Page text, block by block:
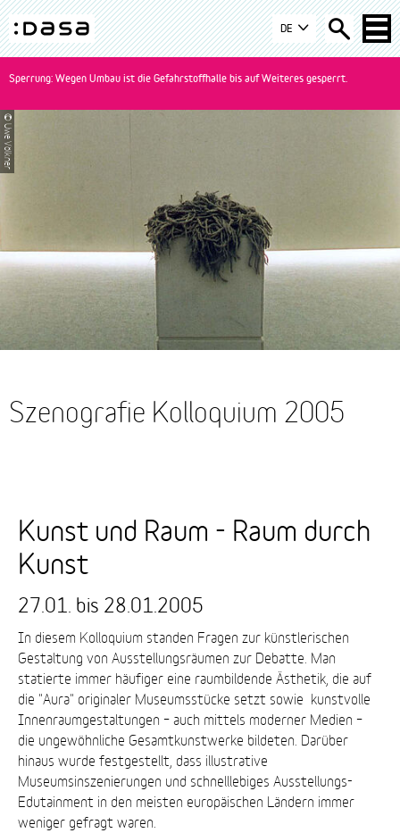
Zur
Navigation
springen
Zum
Inhalt
springen
Zur
Suche
springen
DASA
-
Startseite
DE
Sperrung: Wegen Umbau ist die Gefahrstoffhalle bis auf Weiteres gesperrt.
© Uwe Völkner
Szenografie Kolloquium 2005
Kunst
und
Raum
Raum
Kunst
Kunst und Raum - Raum durch
Kunst
27.01. bis 28.01.2005
In diesem Kolloquium standen Fragen zur künstlerischen
Gestaltung von Ausstellungsräumen zur Debatte. Man
statierte immer häufiger eine raumbildende Ästhetik, die auf
die "Aura" originaler Museumsstücke setzt sowie kunstvolle
Innenraumgestaltungen – auch mittels moderner Medien –
die ungewöhnliche Gesamtkunstwerke bildeten. Darüber
hinaus wurde festgestellt, dass illustrative
Museumsinszenierungen und schnelllebiges Ausstellungs-
Edutainment in den meisten europäischen Ländern immer
weniger gefragt waren.